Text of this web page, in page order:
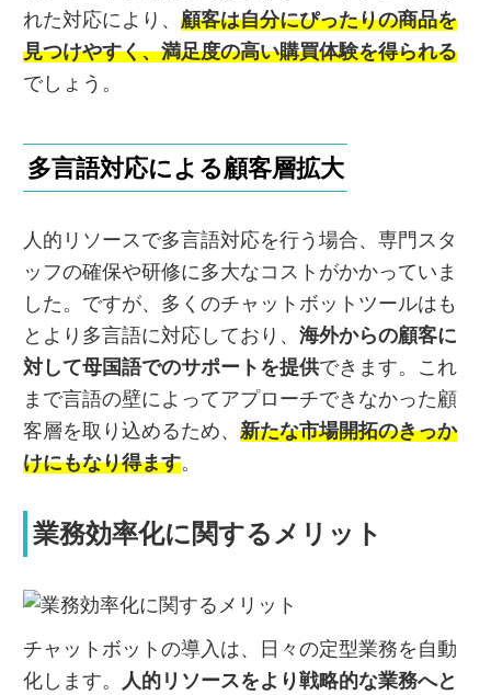
れた対応により、 顧客は自分にぴったりの商品を
見つけやすく、満足度の高い購買体験を得られる
でしょう。
多言語対応による顧客層拡大
人的リソースで多言語対応を行う場合、専門スタ
ッフの確保や研修に多大なコストがかかっていま
した。ですが、多くのチャットボットツールはも
とより多言語に対応しており、 海外からの顧客に
対して母国語でのサポートを提供できます。これ
まで言語の壁によってアプローチできなかった顧
客層を取り込めるため、 新たな市場開拓のきっか
けにもなり得ます。
業務効率化に関するメリット
チャットボットの導入は、日々の定型業務を自動
化します。
人的リソースをより戦略的な業務へと